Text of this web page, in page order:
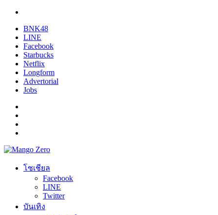
BNK48
LINE
Facebook
Starbucks
Netflix
Longform
Advertorial
Jobs
โซเชียล
Facebook
LINE
Twitter
บันเทิง